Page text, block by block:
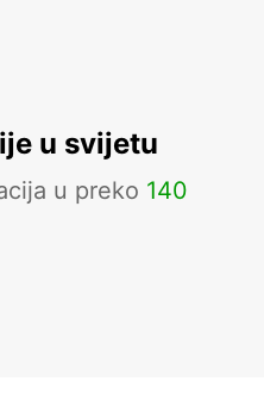
u svijetu
u preko 140